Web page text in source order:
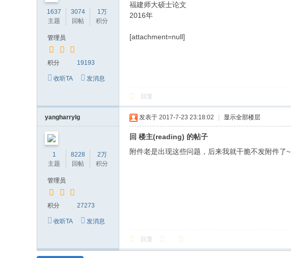
1637
主题
3074
回帖
1万
积分
管理员
积分 19193
收听TA 发消息
福建师大硕士论文
2016年
[attachment=null]
回复
yangharrylg
1
主题
8228
回帖
2万
积分
管理员
积分 27273
收听TA 发消息
发表于 2017-7-23 23:18:02 显示全部楼层
回 楼主(reading) 的帖子
附件老是出现这些问题，后来我就干脆不发附件了~
回复